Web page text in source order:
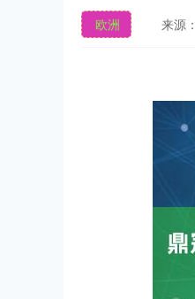
欧洲 来源